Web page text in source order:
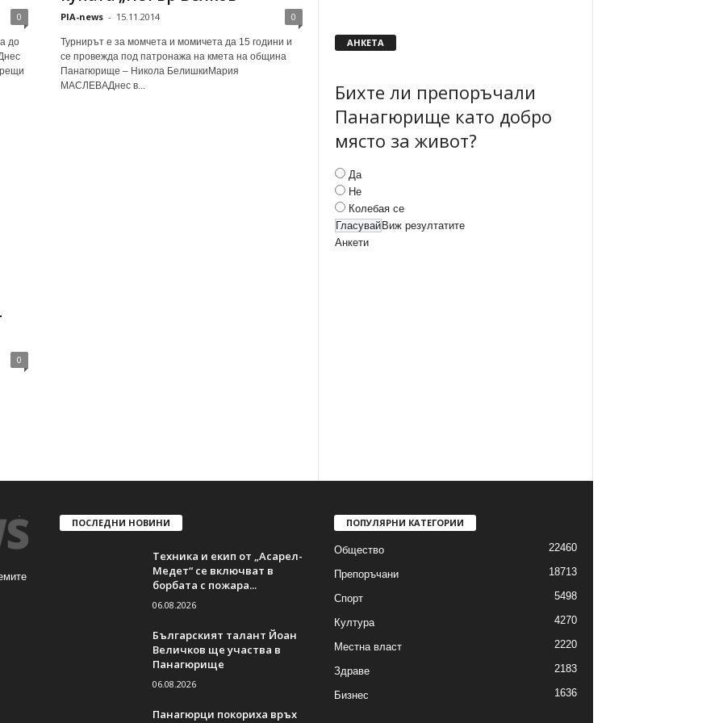
0
до
PIA-news - 15.11.2014 0
Турнирът е за момчета и момичета да 15 години и
се провежда под патронажа на кмета на община
Панагюрище – Никола БелишкиМария
МАСЛЕВАДнес в...
0
АНКЕТА
Бихте ли препоръчали
Панагюрище като добро
място за живот?
Да
Не
Колебая се
Виж резултатите
Анкети
ПОСЛЕДНИ НОВИНИ
Техника и екип от „Асарел-
Медет“ се включват в
борбата с пожара...
06.08.2026
Българският талант Йоан
Величков ще участва в
Панагюрище
06.08.2026
Панагюрци покориха връх
ПОПУЛЯРНИ КАТЕГОРИИ
Общество 22460
Препоръчани 18713
Спорт 5498
Култура 4270
Местна власт 2220
Здраве 2183
Бизнес 1636